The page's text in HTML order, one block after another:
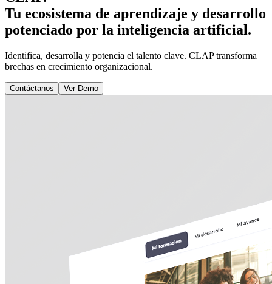
Tu ecosistema de aprendizaje y desarrollo
potenciado por la inteligencia artificial.
Identifica, desarrolla y potencia el talento clave. CLAP transforma
brechas en crecimiento organizacional.
Contáctanos Ver Demo